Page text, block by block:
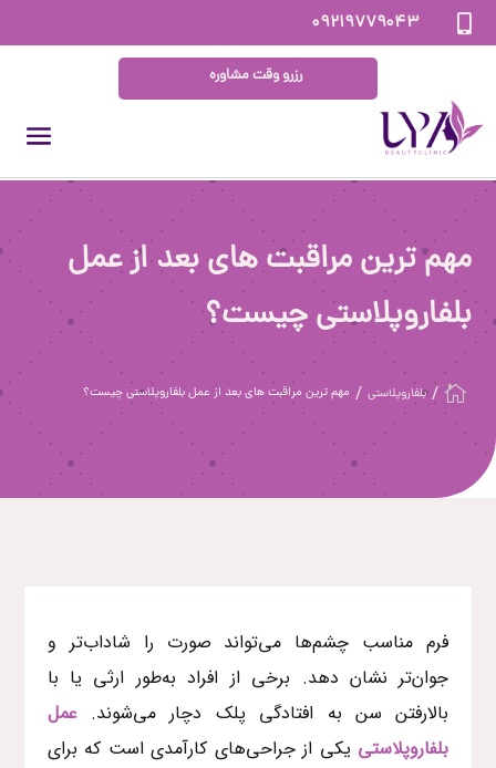
 ۰۹۲۱۹۷۷۹۰۴۳
رزرو وقت مشاوره
مهم ترین مراقبت های بعد از عمل
بلفاروپلاستی چیست؟
 بلفاروپلاستی مهم ترین مراقبت های بعد از عمل بلفاروپلاستی چیست؟
فرم مناسب چشم‌ها می‌تواند صورت را شاداب‌تر و
جوان‌تر نشان دهد. برخی از افراد به‌طور ارثی یا با
بالارفتن سن به افتادگی پلک دچار می‌شوند.عمل
بلفاروپلاستی یکی از جراحی‌های کارآمدی است که برای